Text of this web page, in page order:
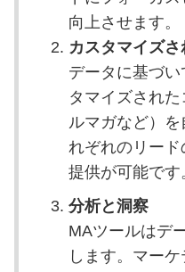
向上させます。
カスタマイズ
データに基づ
タマイズされ
ルマガなど）
れぞれのリー
提供が可能です
分析と洞察
MAツールはデ
します。マー